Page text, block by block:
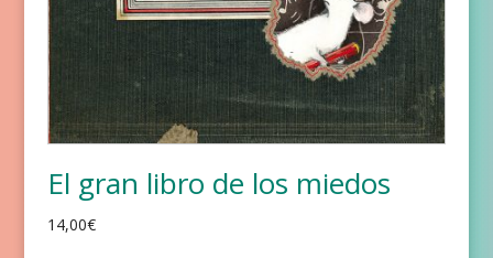
El gran libro de los miedos
14,00€